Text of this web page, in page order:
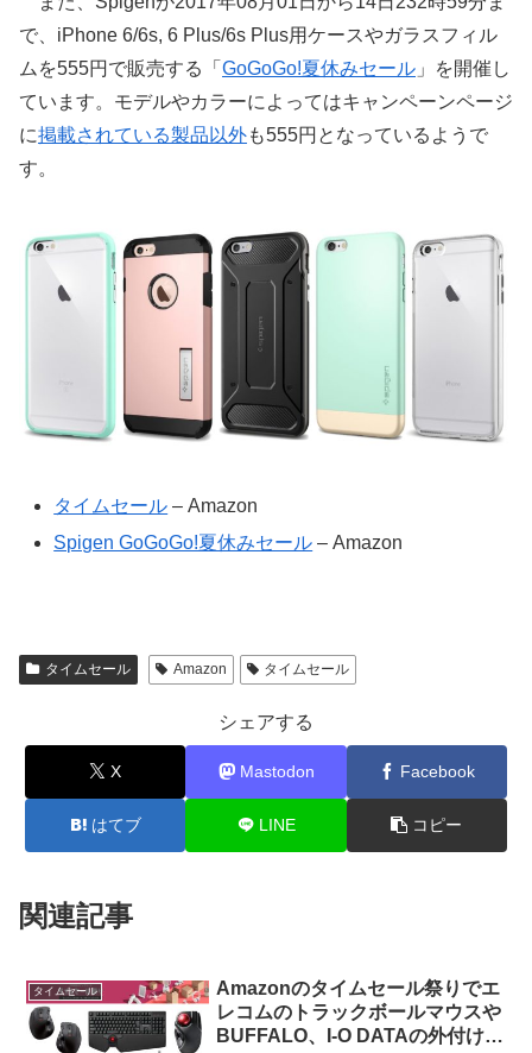
で、iPhone 6/6s, 6 Plus/6s Plus用ケースやガラスフィル
ムを555円で販売する「 GoGoGo!夏休みセール 」を開催し
ています。モデルやカラーによってはキャンペーンページ
に掲載されている製品以外も555円となっているようで
す。
タイムセール – Amazon
Spigen GoGoGo!夏休みセール – Amazon
タイムセール Amazon タイムセール
シェアする
X Mastodon Facebook
はてブ LINE コピー
関連記事
タイムセール
Amazonのタイムセール祭りでエ
レコムのトラックボールマウスや
BUFFALO、I-O DATAの外付け